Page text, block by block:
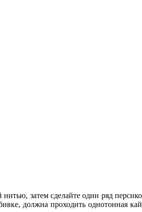
затем сделайте один ряд
должна проходить однотонная